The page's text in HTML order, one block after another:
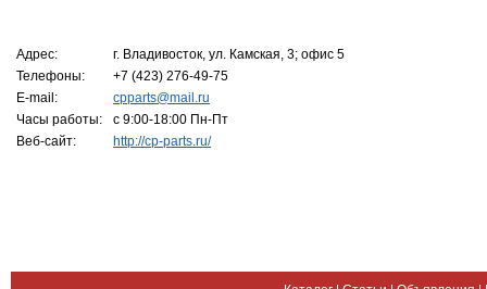
Адрес:
г. Владивосток, ул. Камская, 3; офис 5
Телефоны:
+7 (423) 276-49-75
E-mail:
cpparts@mail.ru
Часы работы:
с 9:00-18:00 Пн-Пт
Веб-сайт:
http://cp-parts.ru/